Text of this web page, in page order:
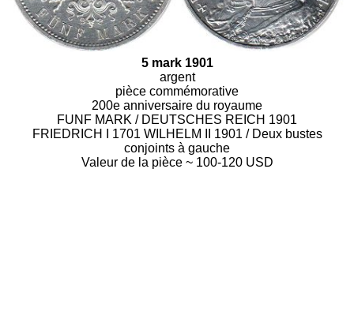
5 mark 1901
argent
pièce commémorative
200e anniversaire du royaume
FUNF MARK / DEUTSCHES REICH 1901
FRIEDRICH I 1701 WILHELM II 1901 / Deux bustes
conjoints à gauche
Valeur de la pièce ~ 100-120 USD